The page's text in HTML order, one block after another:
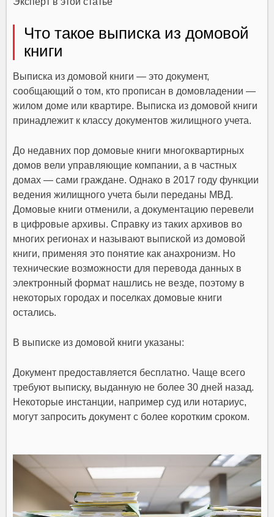
Что такое выписка из домовой
книги
Выписка из домовой книги — это документ,
сообщающий о том, кто прописан в домовладении —
жилом доме или квартире. Выписка из домовой книги
принадлежит к классу документов жилищного учета.
До недавних пор домовые книги многоквартирных
домов вели управляющие компании, а в частных
домах — сами граждане. Однако в 2017 году функции
ведения жилищного учета были переданы МВД.
Домовые книги отменили, а документацию перевели
в цифровые архивы. Справку из таких архивов во
многих регионах и называют выпиской из домовой
книги, применяя это понятие как анахронизм. Но
технические возможности для перевода данных в
электронный формат нашлись не везде, поэтому в
некоторых городах и поселках домовые книги
остались.
В выписке из домовой книги указаны:
Документ предоставляется бесплатно. Чаще всего
требуют выписку, выданную не более 30 дней назад.
Некоторые инстанции, например суд или нотариус,
могут запросить документ с более коротким сроком.